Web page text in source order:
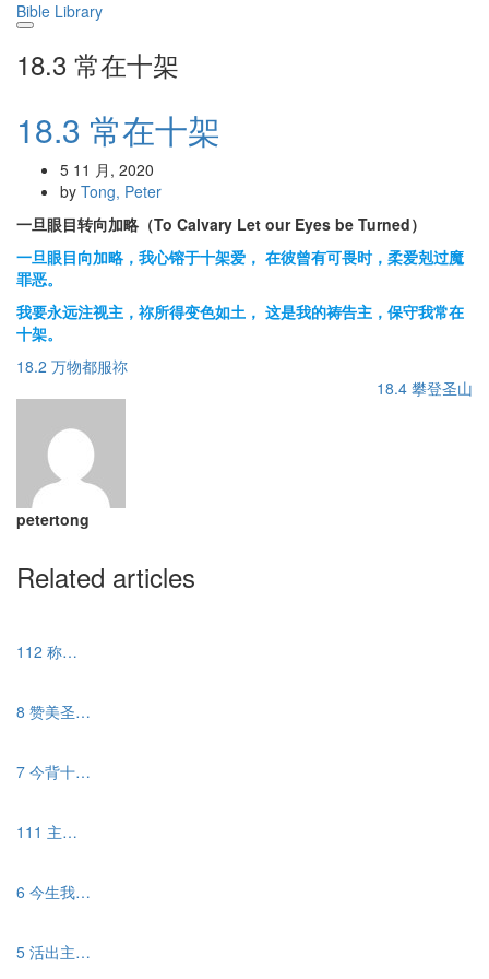
Skip
content
Bible Library
18.3 常在十架
18.3 常在十架
5 11 月, 2020
by Tong, Peter
一旦眼目转向加略 （To Calvary Let our Eyes be Turned）
一旦眼目向加略，我心镕于十架爱， 在彼曾有可畏时，柔爱剋过魔
罪恶。
我要永远注视主，祢所得变色如土， 这是我的祷告主，保守我常在
十架。
18.2 万物都服祢
18.4 攀登圣山
petertong
Related articles
112 称…
8 赞美圣…
7 今背十…
111 主…
6 今生我…
5 活出主…